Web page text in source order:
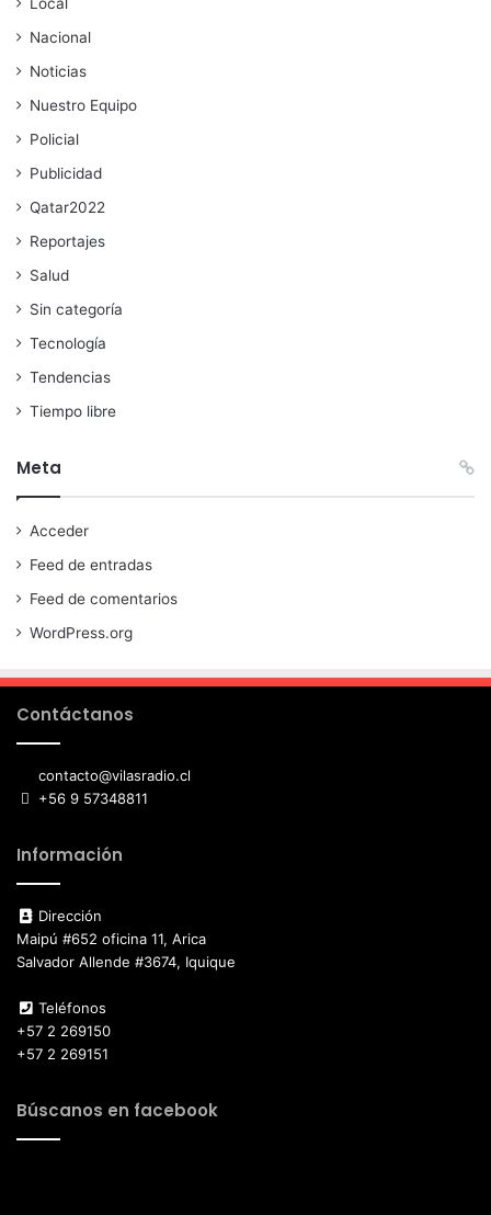
Local
Nacional
Noticias
Nuestro Equipo
Policial
Publicidad
Qatar2022
Reportajes
Salud
Sin categoría
Tecnología
Tendencias
Tiempo libre
Meta
Acceder
Feed de entradas
Feed de comentarios
WordPress.org
Contáctanos
contacto@vilasradio.cl
+56 9 57348811
Información
Dirección
Maipú #652 oficina 11, Arica
Salvador Allende #3674, Iquique
Teléfonos
+57 2 269150
+57 2 269151
Búscanos en facebook